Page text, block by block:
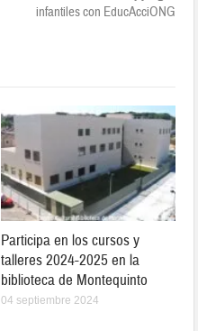
infantiles con EducAcciONG
Participa en los cursos y
talleres 2024-2025 en la
biblioteca de Montequinto
04 septiembre 2024